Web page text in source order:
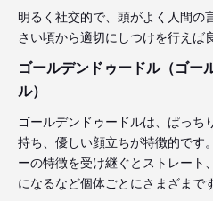
明るく社交的で、頭がよく人間の
さい頃から適切にしつけを行えば
ゴールデンドゥードル（ゴー
ル）
ゴールデンドゥードルは、ぱっち
持ち、優しい顔立ちが特徴的です
ーの特徴を受け継ぐとストレート
になるなど個体ごとにさまざまです